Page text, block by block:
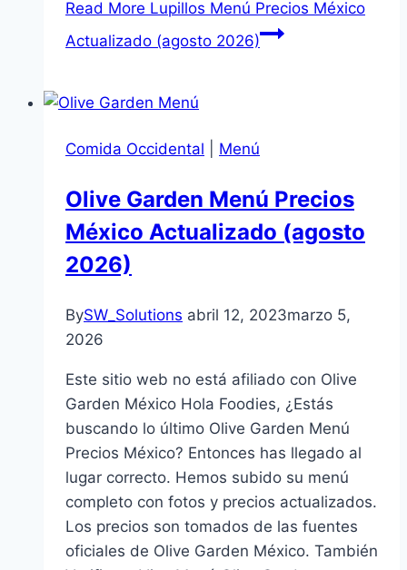
Read More Lupillos Menú Precios México
Actualizado (agosto 2026)
Comida Occidental Menú
Olive Garden Menú Precios
México Actualizado (agosto
2026)
BySW_Solutions abril 12, 2023marzo 5,
2026
Este sitio web no está afiliado con Olive
Garden México Hola Foodies, ¿Estás
buscando lo último Olive Garden Menú
Precios México? Entonces has llegado al
lugar correcto. Hemos subido su menú
completo con fotos y precios actualizados.
Los precios son tomados de las fuentes
oficiales de Olive Garden México. También